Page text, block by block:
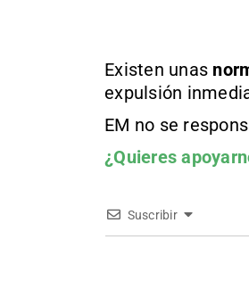
Existen unas
expulsión
EM no se
¿Quieres
Suscribir